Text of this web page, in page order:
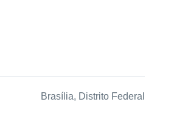
Brasília, Distrito Federal